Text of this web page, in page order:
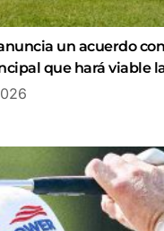
un acuerdo
que hará viable